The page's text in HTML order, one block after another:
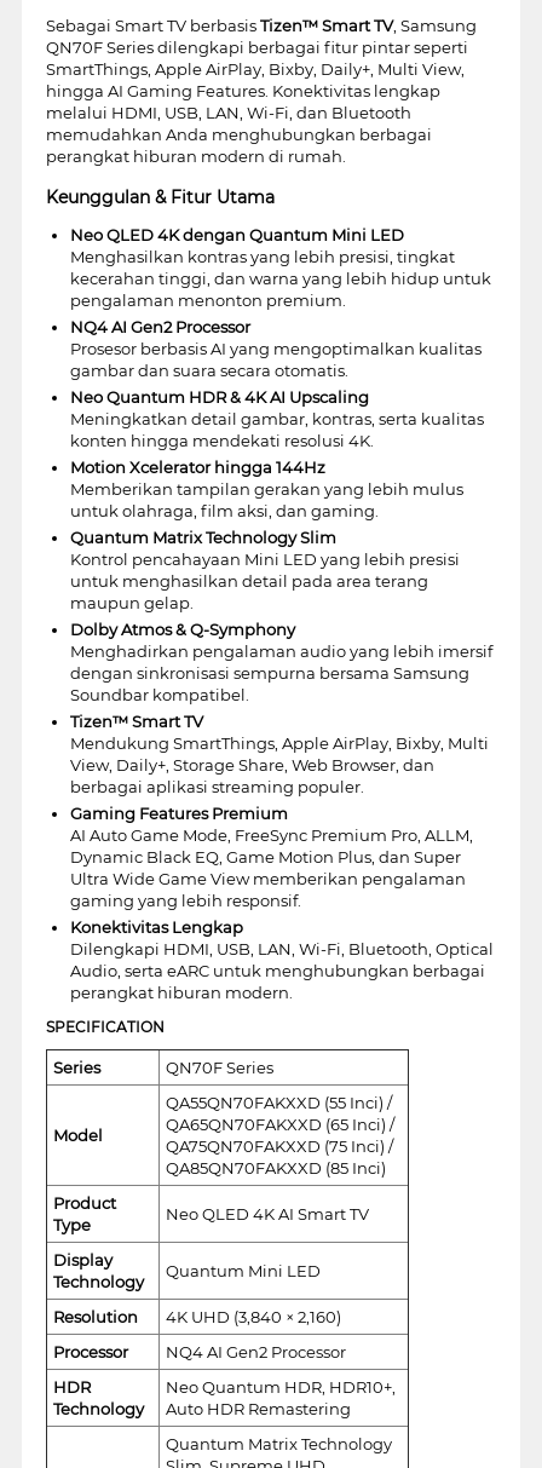
Sebagai Smart TV berbasisTizen™ Smart TV, Samsung
QN70F Series dilengkapi berbagai fitur pintar seperti
SmartThings, Apple AirPlay, Bixby, Daily+, Multi View,
hingga AI Gaming Features. Konektivitas lengkap
melalui HDMI, USB, LAN, Wi-Fi, dan Bluetooth
memudahkan Anda menghubungkan berbagai
perangkat hiburan modern di rumah.
Keunggulan & Fitur Utama
Neo QLED 4K dengan Quantum Mini LED
Menghasilkan kontras yang lebih presisi, tingkat
kecerahan tinggi, dan warna yang lebih hidup untuk
pengalaman menonton premium.
NQ4 AI Gen2 Processor
Prosesor berbasis AI yang mengoptimalkan kualitas
gambar dan suara secara otomatis.
Neo Quantum HDR & 4K AI Upscaling
Meningkatkan detail gambar, kontras, serta kualitas
konten hingga mendekati resolusi 4K.
Motion Xcelerator hingga 144Hz
Memberikan tampilan gerakan yang lebih mulus
untuk olahraga, film aksi, dan gaming.
Quantum Matrix Technology Slim
Kontrol pencahayaan Mini LED yang lebih presisi
untuk menghasilkan detail pada area terang
maupun gelap.
Dolby Atmos & Q-Symphony
Menghadirkan pengalaman audio yang lebih imersif
dengan sinkronisasi sempurna bersama Samsung
Soundbar kompatibel.
Tizen™ Smart TV
Mendukung SmartThings, Apple AirPlay, Bixby, Multi
View, Daily+, Storage Share, Web Browser, dan
berbagai aplikasi streaming populer.
Gaming Features Premium
AI Auto Game Mode, FreeSync Premium Pro, ALLM,
Dynamic Black EQ, Game Motion Plus, dan Super
Ultra Wide Game View memberikan pengalaman
gaming yang lebih responsif.
Konektivitas Lengkap
Dilengkapi HDMI, USB, LAN, Wi-Fi, Bluetooth, Optical
Audio, serta eARC untuk menghubungkan berbagai
perangkat hiburan modern.
SPECIFICATION
Series QN70F Series
Model
QA55QN70FAKXXD (55 Inci) /
QA65QN70FAKXXD (65 Inci) /
QA75QN70FAKXXD (75 Inci) /
QA85QN70FAKXXD (85 Inci)
Product
Type
Neo QLED 4K AI Smart TV
Display
Technology
Quantum Mini LED
Resolution
4K UHD (3,840 × 2,160)
Processor
NQ4 AI Gen2 Processor
HDR
Technology
Neo Quantum HDR, HDR10+,
Auto HDR Remastering
Quantum Matrix Technology